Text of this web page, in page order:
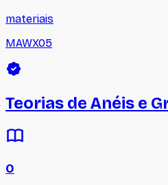
materiais
MAWX05
Teorias de Anéis e
0